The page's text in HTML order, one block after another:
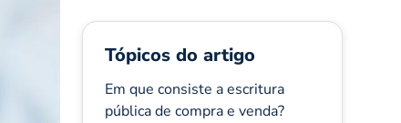
Tópicos do artigo
Em que consiste a escritura
pública de compra e venda?